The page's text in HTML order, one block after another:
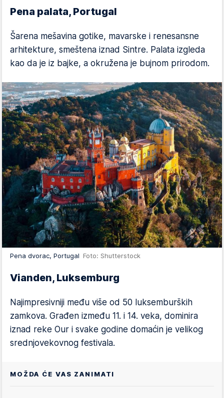
Pena palata, Portugal
Šarena mešavina gotike, mavarske i renesansne
arhitekture, smeštena iznad Sintre. Palata izgleda
kao da je iz bajke, a okružena je bujnom prirodom.
Pena dvorac, Portugal Foto: Shutterstock
Vianden, Luksemburg
Najimpresivniji među više od 50 luksemburških
zamkova. Građen između 11. i 14. veka, dominira
iznad reke Our i svake godine domaćin je velikog
srednjovekovnog festivala.
MOŽDA ĆE VAS ZANIMATI